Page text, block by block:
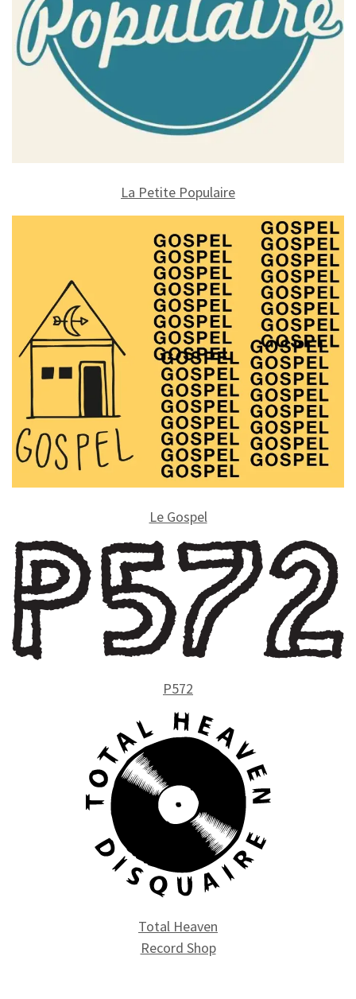
La Petite Populaire
Le Gospel
P572
Total Heaven
Record Shop